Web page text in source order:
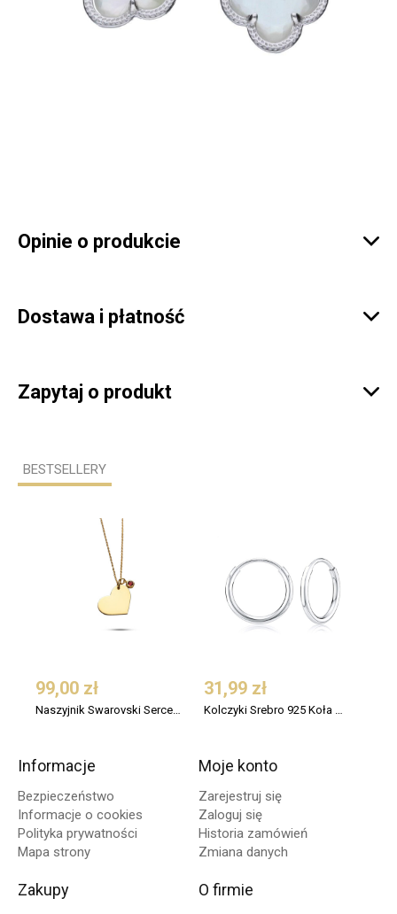
Opinie o produkcie 
Dostawa i płatność 
Zapytaj o produkt 
BESTSELLERY
99,00 zł
Naszyjnik Swarovski Serce Srebro 925 Pozłacany
31,99 zł
Kolczyki Srebro 925 Koła Małe 12 mm
Informacje
Bezpieczeństwo
Informacje o cookies
Polityka prywatności
Mapa strony
Moje konto
Zarejestruj się
Zaloguj się
Historia zamówień
Zmiana danych
Zakupy O firmie